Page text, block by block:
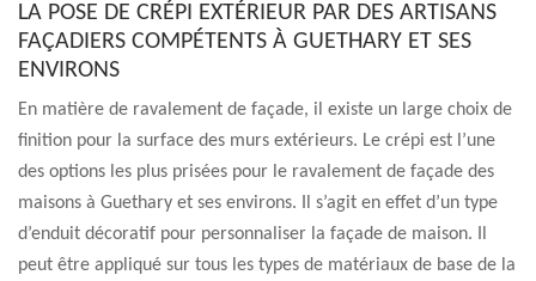
LA POSE DE CRÉPI EXTÉRIEUR PAR DES ARTISANS
FAÇADIERS COMPÉTENTS À GUETHARY ET SES
ENVIRONS
En matière de ravalement de façade, il existe un large choix de
finition pour la surface des murs extérieurs. Le crépi est l’une
des options les plus prisées pour le ravalement de façade des
maisons à Guethary et ses environs. Il s’agit en effet d’un type
d’enduit décoratif pour personnaliser la façade de maison. Il
peut être appliqué sur tous les types de matériaux de base de la